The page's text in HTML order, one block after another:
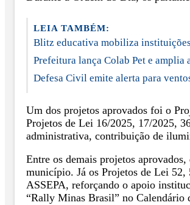
LEIA TAMBÉM:
Blitz educativa mobiliza
Prefeitura lança Colab Pet e amplia
Defesa Civil emite alerta para
Um dos projetos aprovados foi o
Projetos de Lei 16/2025, 17/2025,
administrativa, contribuição de
Entre os demais projetos
município. Já os Projetos de Lei 52,
ASSEPA, reforçando o apoio
“Rally Minas Brasil” no Calendário